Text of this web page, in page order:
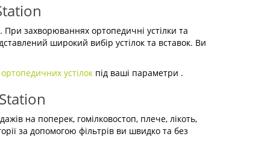
захворюваннях ортопедичні устілки та
широкий вибір устілок та вставок. Ви
устілок під ваші параметри .
на поперек, гомілковостоп, плече, лікоть,
за допомогою фільтрів ви швидко та без